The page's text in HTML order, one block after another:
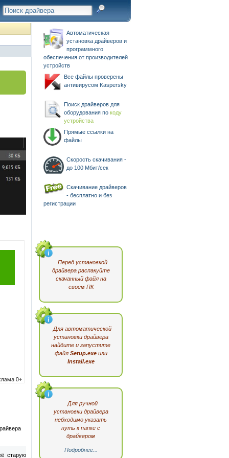
Автоматическая
установка драйверов и
программного
обеспечения от производителей
устройств
Все файлы проверены
антивирусом Kaspersky
Поиск драйверов для
оборудования по коду
устройства
Прямые ссылки на
файлы
Скорость скачивания -
до 100 Мбит/сек
Скачивание драйверов
- бесплатно и без
регистрации
Перед установкой
драйвера распакуйте
скачанный файл на
своем ПК
Для автоматической
установки драйвера
найдите и запустите
файл Setup.exeили
Install.exe
Для ручной
установки драйвера
небходимо указать
путь к папке с
драйвером
Подробнее...
старую